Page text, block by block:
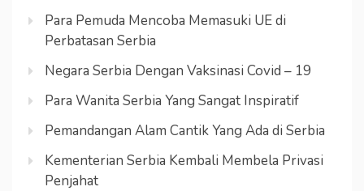
Para Pemuda Mencoba Memasuki UE di
Perbatasan Serbia
Negara Serbia Dengan Vaksinasi Covid – 19
Para Wanita Serbia Yang Sangat Inspiratif
Pemandangan Alam Cantik Yang Ada di Serbia
Kementerian Serbia Kembali Membela Privasi
Penjahat